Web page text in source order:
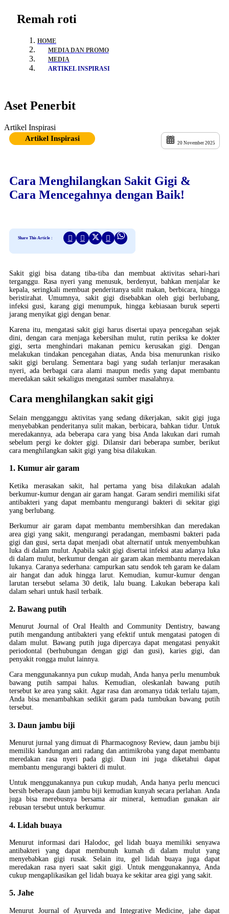
Remah roti
HOME
MEDIA DAN PROMO
MEDIA
ARTIKEL INSPIRASI
Aset Penerbit
Artikel Inspirasi
Artikel Inspirasi
20 November 2025
Cara Menghilangkan Sakit Gigi &
Cara Mencegahnya dengan Baik!
Share This Article :
Sakit gigi bisa datang tiba-tiba dan membuat aktivitas sehari-hari
terganggu. Rasa nyeri yang menusuk, berdenyut, bahkan menjalar ke
kepala, seringkali membuat penderitanya sulit makan, berbicara, hingga
beristirahat. Umumnya, sakit gigi disebabkan oleh gigi berlubang,
infeksi gusi, karang gigi menumpuk, hingga kebiasaan buruk seperti
jarang menyikat gigi dengan benar.
Karena itu, mengatasi sakit gigi harus disertai upaya pencegahan sejak
dini, dengan cara menjaga kebersihan mulut, rutin periksa ke dokter
gigi, serta menghindari makanan pemicu kerusakan gigi. Dengan
melakukan tindakan pencegahan diatas, Anda bisa menurunkan risiko
sakit gigi berulang. Sementara bagi yang sudah terlanjur merasakan
nyeri, ada berbagai cara alami maupun medis yang dapat membantu
meredakan sakit sekaligus mengatasi sumber masalahnya.
Cara menghilangkan sakit gigi
Selain mengganggu aktivitas yang sedang dikerjakan, sakit gigi juga
menyebabkan penderitanya sulit makan, berbicara, bahkan tidur. Untuk
meredakannya, ada beberapa cara yang bisa Anda lakukan dari rumah
sebelum pergi ke dokter gigi. Dilansir dari beberapa sumber, berikut
cara menghilangkan sakit gigi yang bisa dilakukan.
1. Kumur air garam
Ketika merasakan sakit, hal pertama yang bisa dilakukan adalah
berkumur-kumur dengan air garam hangat. Garam sendiri memiliki sifat
antibakteri yang dapat membantu mengurangi bakteri di sekitar gigi
yang berlubang.
Berkumur air garam dapat membantu membersihkan dan meredakan
area gigi yang sakit, mengurangi peradangan, membasmi bakteri pada
gigi dan gusi, serta dapat menjadi obat alternatif untuk menyembuhkan
luka di dalam mulut. Apabila sakit gigi disertai infeksi atau adanya luka
di dalam mulut, berkumur dengan air garam akan membantu meredakan
lukanya. Caranya sederhana: campurkan satu sendok teh garam ke dalam
air hangat dan aduk hingga larut. Kemudian, kumur-kumur dengan
larutan tersebut selama 30 detik, lalu buang. Lakukan beberapa kali
dalam sehari untuk hasil terbaik.
2. Bawang putih
Menurut Journal of Oral Health and Community Dentistry, bawang
putih mengandung antibakteri yang efektif untuk mengatasi patogen di
dalam mulut. Bawang putih juga dipercaya dapat mengatasi penyakit
periodontal (berhubungan dengan gigi dan gusi), karies gigi, dan
penyakit rongga mulut lainnya.
Cara menggunakannya pun cukup mudah, Anda hanya perlu menumbuk
bawang putih sampai halus. Kemudian, oleskanlah bawang putih
tersebut ke area yang sakit. Agar rasa dan aromanya tidak terlalu tajam,
Anda bisa menambahkan sedikit garam pada tumbukan bawang putih
tersebut.
3. Daun jambu biji
Menurut jurnal yang dimuat di Pharmacognosy Review, daun jambu biji
memiliki kandungan anti radang dan antimikroba yang dapat membantu
meredakan rasa nyeri pada gigi. Daun ini juga diketahui dapat
membantu mengurangi bakteri di mulut.
Untuk menggunakannya pun cukup mudah, Anda hanya perlu mencuci
bersih beberapa daun jambu biji kemudian kunyah secara perlahan. Anda
juga bisa merebusnya bersama air mineral, kemudian gunakan air
rebusan tersebut untuk berkumur.
4. Lidah buaya
Menurut informasi dari Halodoc, gel lidah buaya memiliki senyawa
antibakteri yang dapat membunuh kumah di dalam mulut yang
menyebabkan gigi rusak. Selain itu, gel lidah buaya juga dapat
meredakan rasa nyeri saat sakit gigi. Untuk menggunakannya, Anda
cukup mengaplikasikan gel lidah buaya ke sekitar area gigi yang sakit.
5. Jahe
Menurut Journal of Ayurveda and Integrative Medicine, jahe dapat